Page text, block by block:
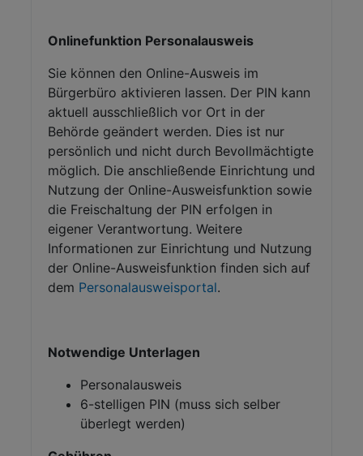
Onlinefunktion Personalausweis
Sie können den Online-Ausweis im
Bürgerbüro aktivieren lassen. Der PIN kann
aktuell ausschließlich vor Ort in der
Behörde geändert werden. Dies ist nur
persönlich und nicht durch Bevollmächtigte
möglich. Die anschließende Einrichtung und
Nutzung der Online-Ausweisfunktion sowie
die Freischaltung der PIN erfolgen in
eigener Verantwortung. Weitere
Informationen zur Einrichtung und Nutzung
der Online-Ausweisfunktion finden sich auf
dem Personalausweisportal.
Notwendige Unterlagen
Personalausweis
6-stelligen PIN (muss sich selber
überlegt werden)